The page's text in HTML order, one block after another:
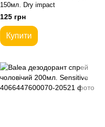
150мл. Dry impact
125 грн
Купити